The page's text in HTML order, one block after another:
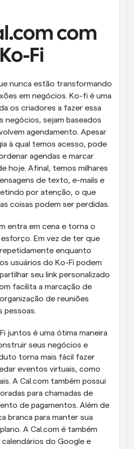
com chamadas
e lembretes
com as últimas notícias e
em minutos
forma fluida com várias pessoas
quando algo acontecer
com
Ko-Fi
nunca estão transformando
em negócios. Ko-fi é uma
os criadores a fazer essa
negócios, sejam baseados
agendamento. Apesar
à qual temos acesso, pode
agendas e marcar
hoje. Afinal, temos milhares
de texto, e-mails e
por atenção, o que
coisas podem ser perdidas.
entra em cena e torna o
Em vez de ter que
enquanto
usuários do Ko-Fi podem
seu link personalizado
facilita a marcação de
de reuniões
pessoas.
juntos é uma ótima maneira
seus negócios e
torna mais fácil fazer
eventos virtuais, como
A Cal.com também possui
para chamadas de
de pagamentos. Além de
branca para manter sua
A Cal.com é também
do Google e